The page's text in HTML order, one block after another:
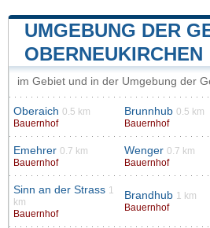
UMGEBUNG DER
OBERNEUKIRCHEN
im Gebiet und in der Umgebung der
Oberaich 0.5 km
Bauernhof
Brunnhub 0.5 km
Bauernhof
Emehrer 0.7 km
Bauernhof
Wenger 0.7 km
Bauernhof
Sinn an der Strass 1
km
Bauernhof
Brandhub 1 km
Bauernhof